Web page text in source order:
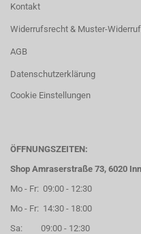
Kontakt
Widerrufsrecht & Muster-
AGB
Datenschutzerklärung
Cookie Einstellungen
ÖFFNUNGSZEITEN:
Shop Amraserstraße 73, 6020
Mo - Fr: 09:00 - 12:30
Mo - Fr: 14:30 - 18:00
Sa: 09:00 - 12:30